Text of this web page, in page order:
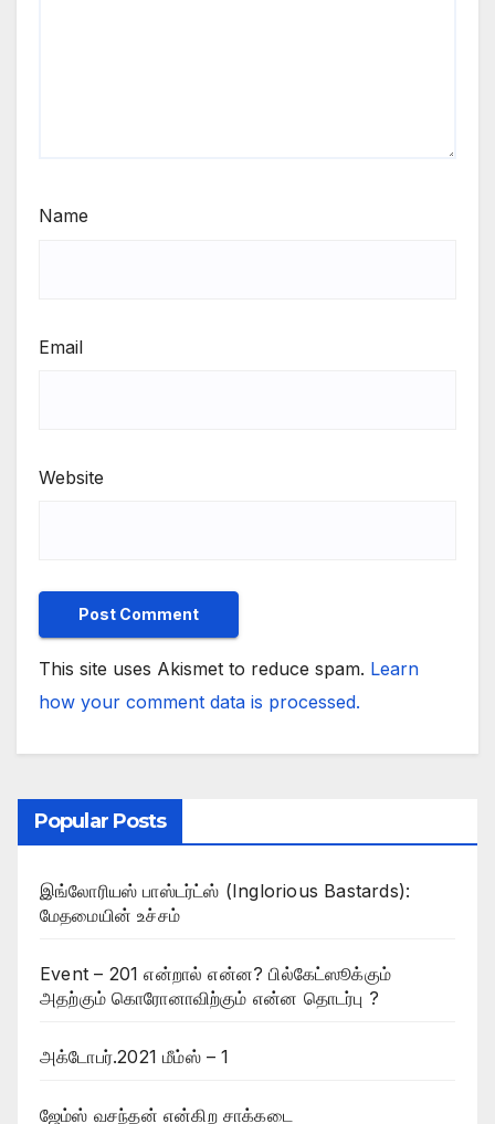
Name
Email
Website
This site uses Akismet to reduce spam. Learn
how your comment data is processed.
Popular Posts
இங்லோரியஸ் பாஸ்டர்ட்ஸ் (Inglorious Bastards):
மேதமையின் உச்சம்
Event – 201 என்றால் என்ன? பில்கேட்ஸூக்கும்
அதற்கும் கொரோனாவிற்கும் என்ன தொடர்பு ?
அக்டோபர்.2021 மீம்ஸ் – 1
ஜேம்ஸ் வசந்தன் என்கிற சாக்கடை